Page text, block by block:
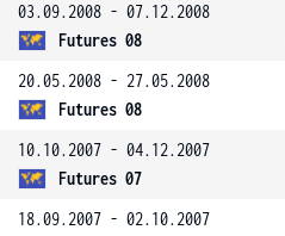
03.09.2008 - 07.12.2008
Futures 08
20.05.2008 - 27.05.2008
Futures 08
10.10.2007 - 04.12.2007
Futures 07
18.09.2007 - 02.10.2007